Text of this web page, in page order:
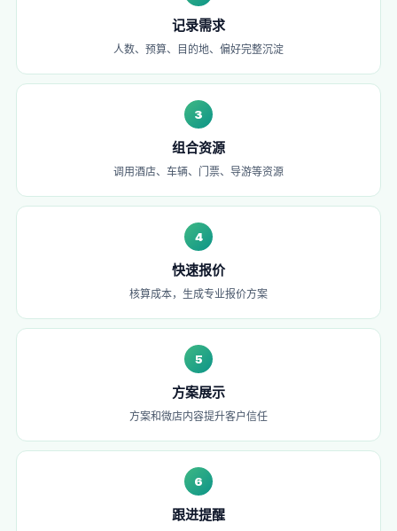
记录需求
人数、预算、目的地、偏好完整沉淀
3
组合资源
调用酒店、车辆、门票、导游等资源
4
快速报价
核算成本，生成专业报价方案
5
方案展示
方案和微店内容提升客户信任
6
跟进提醒